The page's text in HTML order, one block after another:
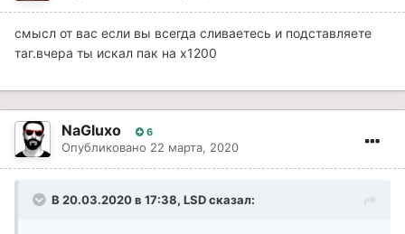
смысл от вас если вы всегда сливаетесь и подставляете
таг.вчера ты искал пак на х1200
NaGluxo 6
Опубликовано 22 марта, 2020
В 20.03.2020 в 17:38, LSD сказал: